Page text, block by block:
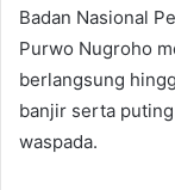
Badan Nasional
Purwo Nugroho
berlangsung
banjir serta
waspada.